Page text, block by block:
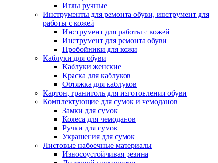
Иглы ручные
Инструменты для ремонта обуви, инструмент для
работы с кожей
Инструмент для работы с кожей
Инструмент для ремонта обуви
Пробойники для кожи
Каблуки для обуви
Каблуки женские
Краска для каблуков
Обтяжка для каблуков
Картон, гранитоль для изготовления обуви
Комплектующие для сумок и чемоданов
Замки для сумок
Колеса для чемоданов
Ручки для сумок
Украшения для сумок
Листовые набоечные материалы
Износоустойчивая резина